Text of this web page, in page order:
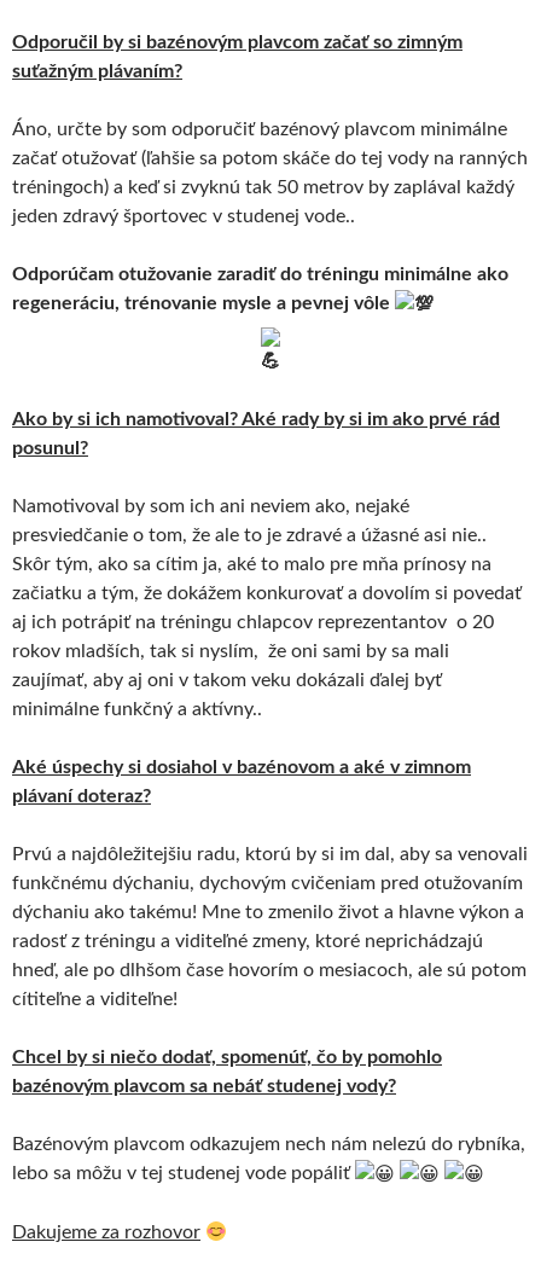
Odporučil by si bazénovým plavcom začať so zimným
suťažným plávaním?
Áno, určte by som odporučiť bazénový plavcom minimálne
začať otužovať (ľahšie sa potom skáče do tej vody na ranných
tréningoch) a keď si zvyknú tak 50 metrov by zaplával každý
jeden zdravý športovec v studenej vode..
Odporúčam otužovanie zaradiť do tréningu minimálne ako
regeneráciu, trénovanie mysle a pevnej vôle
Ako by si ich namotivoval? Aké rady by si im ako prvé rád
posunul?
Namotivoval by som ich ani neviem ako, nejaké
presviedčanie o tom, že ale to je zdravé a úžasné asi nie..
Skôr tým, ako sa cítim ja, aké to malo pre mňa prínosy na
začiatku a tým, že dokážem konkurovať a dovolím si povedať
aj ich potrápiť na tréningu chlapcov reprezentantov o 20
rokov mladších, tak si nyslím, že oni sami by sa mali
zaujímať, aby aj oni v takom veku dokázali ďalej byť
minimálne funkčný a aktívny..
Aké úspechy si dosiahol v bazénovom a aké v zimnom
plávaní doteraz?
Prvú a najdôležitejšiu radu, ktorú by si im dal, aby sa venovali
funkčnému dýchaniu, dychovým cvičeniam pred otužovaním
dýchaniu ako takému! Mne to zmenilo život a hlavne výkon a
radosť z tréningu a viditeľné zmeny, ktoré neprichádzajú
hneď, ale po dlhšom čase hovorím o mesiacoch, ale sú potom
cítiteľne a viditeľne!
Chcel by si niečo dodať, spomenúť, čo by pomohlo
bazénovým plavcom sa nebáť studenej vody?
Bazénovým plavcom odkazujem nech nám nelezú do rybníka,
lebo sa môžu v tej studenej vode popáliť
Dakujeme za rozhovor